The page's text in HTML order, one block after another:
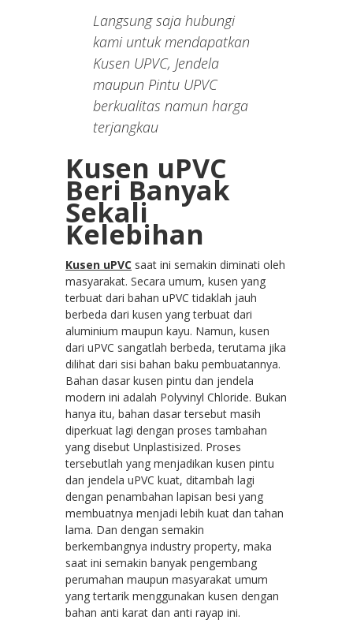
Langsung saja hubungi
kami untuk mendapatkan
Kusen UPVC, Jendela
maupun Pintu UPVC
berkualitas namun harga
terjangkau
Kusen uPVC
Beri Banyak
Sekali
Kelebihan
Kusen uPVC saat ini semakin diminati oleh
masyarakat. Secara umum, kusen yang
terbuat dari bahan uPVC tidaklah jauh
berbeda dari kusen yang terbuat dari
aluminium maupun kayu. Namun, kusen
dari uPVC sangatlah berbeda, terutama jika
dilihat dari sisi bahan baku pembuatannya.
Bahan dasar kusen pintu dan jendela
modern ini adalah Polyvinyl Chloride. Bukan
hanya itu, bahan dasar tersebut masih
diperkuat lagi dengan proses tambahan
yang disebut Unplastisized. Proses
tersebutlah yang menjadikan kusen pintu
dan jendela uPVC kuat, ditambah lagi
dengan penambahan lapisan besi yang
membuatnya menjadi lebih kuat dan tahan
lama. Dan dengan semakin
berkembangnya industry property, maka
saat ini semakin banyak pengembang
perumahan maupun masyarakat umum
yang tertarik menggunakan kusen dengan
bahan anti karat dan anti rayap ini.